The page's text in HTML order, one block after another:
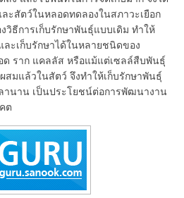
ะสัตว์ในหลอดทดลองในสภาวะเยือก
วิธีการเก็บรักษาพันธุ์แบบเดิม ทำให้
ะเก็บรักษาได้ในหลายชนิดของ
อด ราก แคลลัส หรือแม้แต่เซลล์สืบพันธุ์
สมแล้วในสัตว์ จึงทำให้เก็บรักษาพันธุ์
านาน เป็นประโยชน์ต่อการพัฒนางาน
ต